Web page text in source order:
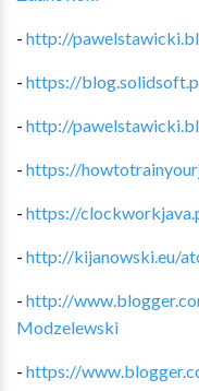
- http://
- https://
- http://
- https://
- https://
- http://kijanowski.eu/
- http://
Modzelewski
- https://